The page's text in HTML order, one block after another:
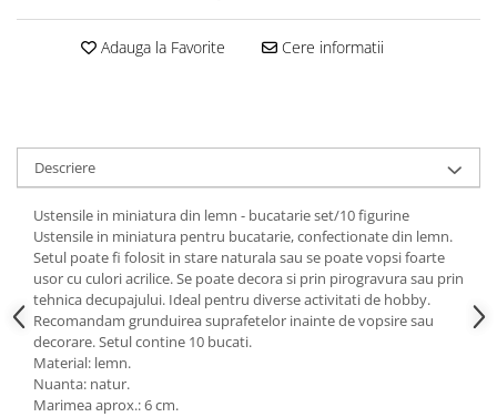
Adauga la Favorite Cere informatii
Descriere
Ustensile in miniatura din lemn - bucatarie set/10 figurine
Ustensile in miniatura pentru bucatarie, confectionate din lemn.
Setul poate fi folosit in stare naturala sau se poate vopsi foarte
usor cu culori acrilice. Se poate decora si prin pirogravura sau prin
tehnica decupajului. Ideal pentru diverse activitati de hobby.
Recomandam grunduirea suprafetelor inainte de vopsire sau
decorare. Setul contine 10 bucati.
Material: lemn.
Nuanta: natur.
Marimea aprox.: 6 cm.